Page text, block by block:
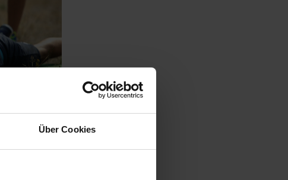
Über Cookies
Auftritt
Löwen am
Turnier in